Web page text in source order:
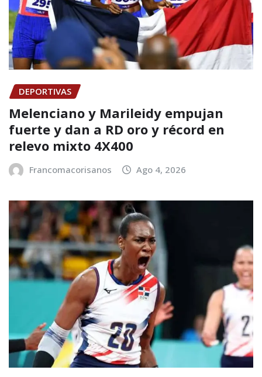
DEPORTIVAS
Melenciano y Marileidy empujan
fuerte y dan a RD oro y récord en
relevo mixto 4X400
Francomacorisanos Ago 4, 2026